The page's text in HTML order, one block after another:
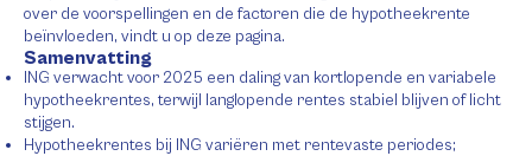
over de voorspellingen en de factoren die de hypotheekrente
beïnvloeden, vindt u op deze pagina.
Samenvatting
ING verwacht voor 2025 een daling van kortlopende en variabele
hypotheekrentes, terwijl langlopende rentes stabiel blijven of licht
stijgen.
Hypotheekrentes bij ING variëren met rentevaste periodes;